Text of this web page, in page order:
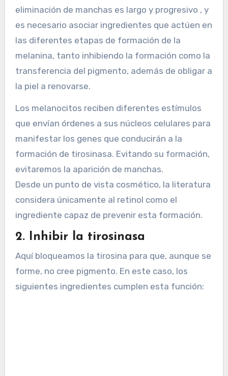
eliminación de manchas es largo y progresivo , y
es necesario asociar ingredientes que actúen en
las diferentes etapas de formación de la
melanina, tanto inhibiendo la formación como la
transferencia del pigmento, además de obligar a
la piel a renovarse.
Los melanocitos reciben diferentes estímulos
que envían órdenes a sus núcleos celulares para
manifestar los genes que conducirán a la
formación de tirosinasa. Evitando su formación,
evitaremos la aparición de manchas.
Desde un punto de vista cosmético, la literatura
considera únicamente al retinol como el
ingrediente capaz de prevenir esta formación.
2. Inhibir la tirosinasa
Aquí bloqueamos la tirosina para que, aunque se
forme, no cree pigmento. En este caso, los
siguientes ingredientes cumplen esta función: